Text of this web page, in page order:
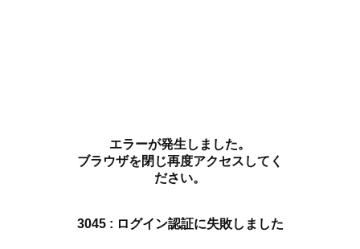
エラーが発生しました。
ブラウザを閉じ再度アクセスしてく
ださい。
3045 : ログイン認証に失敗しました